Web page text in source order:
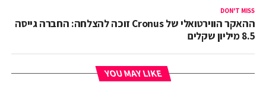
DON'T MISS
ההאקר הווירטואלי של Cronus זוכה להצלחה: החברה גייסה
8.5 מיליון שקלים
YOU MAY LIKE